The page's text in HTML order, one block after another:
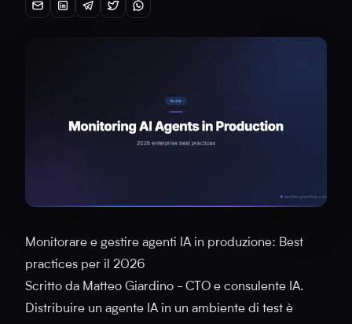
Monitorare e gestire agenti IA in produzione: Best
practices per il 2026
Scritto da Matteo Giardino - CTO e consulente IA.
Distribuire un agente IA in un ambiente di test è